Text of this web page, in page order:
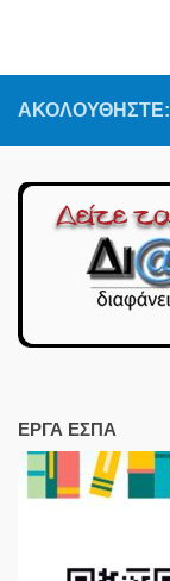
ΑΚΟΛΟΥΘΉΣΤΕ:
ΕΡΓΑ ΕΣΠΑ